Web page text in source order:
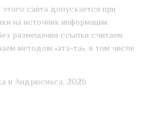
сайта допускается при
на источник информации.
размещения ссылки считаем
методом «ата-та», в том числе
и Андрюсикса, 2026